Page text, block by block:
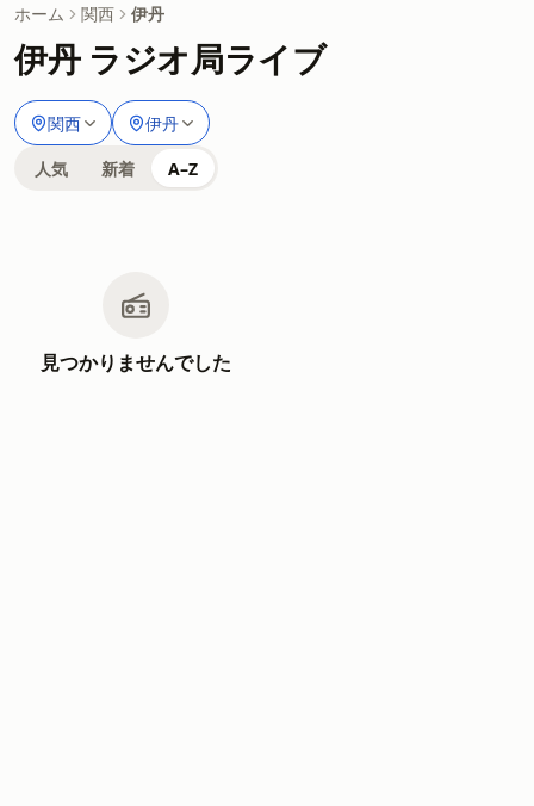
ホーム 関西 伊丹
伊丹 ラジオ局ライブ
関西 伊丹
人気 新着 A–Z
見つかりませんでした